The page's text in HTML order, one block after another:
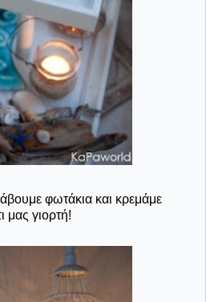
φωτάκια και κρεμάμε
μας γιορτή!